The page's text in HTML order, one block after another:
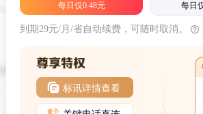
每日仅0.48元 每日
到期29元/月/省自动续费，可随时取消。
标讯详情查看